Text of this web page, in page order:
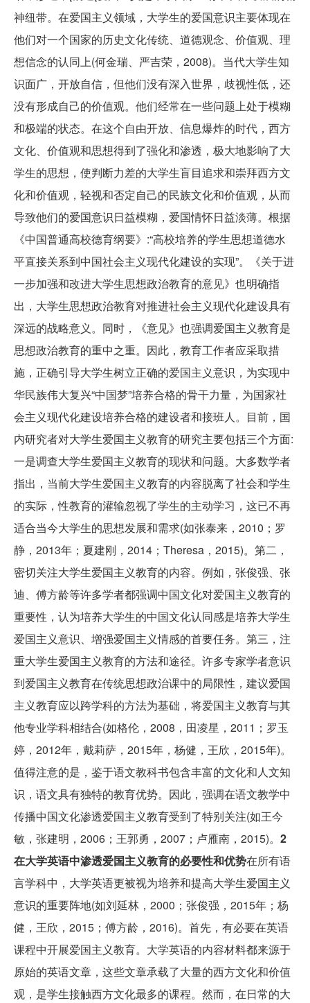
神纽带。在爱国主义领域，大学生的爱国意识主要体现在
他们对一个国家的历史文化传统、道德观念、价值观、理
想信念的认同上(何金瑞、严吉荣，2008)。当代大学生知
识面广，开放自信，但他们没有深入世界，歧视性低，还
没有形成自己的价值观。他们经常在一些问题上处于模糊
和极端的状态。在这个自由开放、信息爆炸的时代，西方
文化、价值观和思想得到了强化和渗透，极大地影响了大
学生的思想，使判断力差的大学生盲目追求和崇拜西方文
化和价值观，轻视和否定自己的民族文化和价值观，从而
导致他们的爱国意识日益模糊，爱国情怀日益淡薄。根据
《中国普通高校德育纲要》:“高校培养的学生思想道德水
平直接关系到中国社会主义现代化建设的实现”。《关于进
一步加强和改进大学生思想政治教育的意见》也明确指
出，大学生思想政治教育对推进社会主义现代化建设具有
深远的战略意义。同时，《意见》也强调爱国主义教育是
思想政治教育的重中之重。因此，教育工作者应采取措
施，正确引导大学生树立正确的爱国主义意识，为实现中
华民族伟大复兴“中国梦”培养合格的骨干力量，为国家社
会主义现代化建设培养合格的建设者和接班人。目前，国
内研究者对大学生爱国主义教育的研究主要包括三个方面:
一是调查大学生爱国主义教育的现状和问题。大多数学者
指出，当前大学生爱国主义教育的内容脱离了社会和学生
的实际，性教育的灌输忽视了学生的主动学习，这已不再
适合当今大学生的思想发展和需求(如张泰来，2010；罗
静，2013年；夏建刚，2014；Theresa，2015)。第二，
密切关注大学生爱国主义教育的内容。例如，张俊强、张
迪、傅方龄等许多学者都强调中国文化对爱国主义教育的
重要性，认为培养大学生的中国文化认同感是培养大学生
爱国主义意识、增强爱国主义情感的首要任务。第三，注
重大学生爱国主义教育的方法和途径。许多专家学者意识
到爱国主义教育在传统思想政治课中的局限性，建议爱国
主义教育应以跨学科的方法为基础，将爱国主义教育与其
他专业学科相结合(如格伦，2008，田凌星，2011；罗玉
婷，2012年，戴莉萨，2015年，杨健，王欣，2015年)。
值得注意的是，鉴于语文教科书包含丰富的文化和人文知
识，语文具有独特的教育优势。因此，强调在语文教学中
传播中国文化渗透爱国主义教育受到了特别关注(如王今
敏，张建明，2006；王郭勇，2007；卢雁南，2015)。 2
在大学英语中渗透爱国主义教育的必要性和优势在所有语
言学科中，大学英语更被视为培养和提高大学生爱国主义
意识的重要阵地(如刘延林，2000；张俊强，2015年；杨
健，王欣，2015；傅方龄，2016)。首先，有必要在英语
课程中开展爱国主义教育。大学英语的内容材料都来源于
原始的英语文章，这些文章承载了大量的西方文化和价值
观，是学生接触西方文化最多的课程。然而，在日常的大